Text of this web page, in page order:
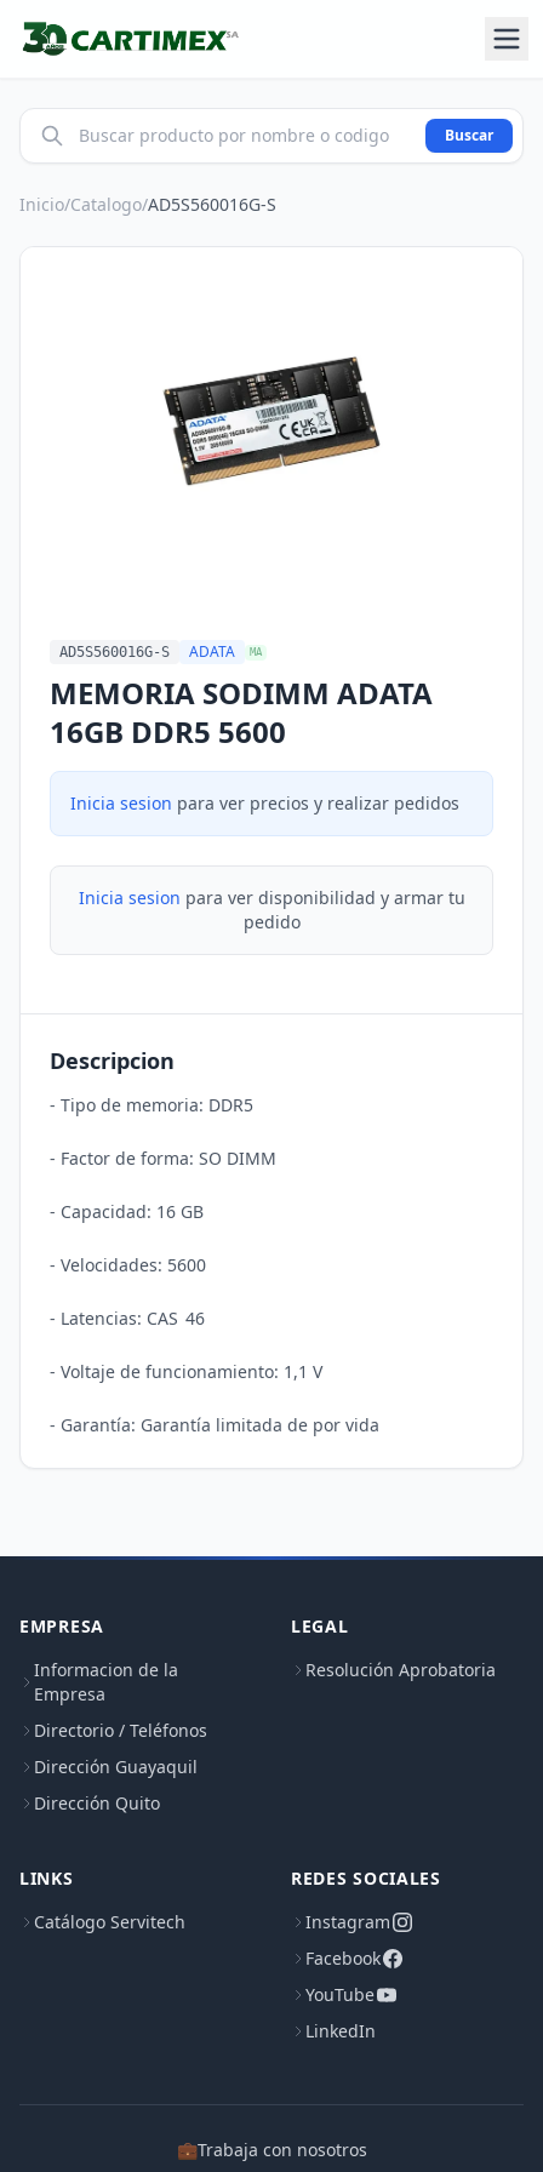
Buscar
Inicio/Catalogo/AD5S560016G-S
AD5S560016G-S ADATA MA
MEMORIA SODIMM ADATA
16GB DDR5 5600
Inicia sesion para ver precios y realizar pedidos
Inicia sesion para ver disponibilidad y armar tu
pedido
Descripcion
- Tipo de memoria: DDR5
- Factor de forma: SO DIMM
- Capacidad: 16 GB
- Velocidades: 5600
- Latencias: CAS	46
- Voltaje de funcionamiento: 1,1 V
EMPRESA
Informacion de la
Empresa
Directorio / Teléfonos
Dirección Guayaquil
Dirección Quito
LEGAL
Resolución Aprobatoria
LINKS
Catálogo Servitech
REDES SOCIALES
Instagram
Facebook
YouTube
LinkedIn
💼Trabaja con nosotros